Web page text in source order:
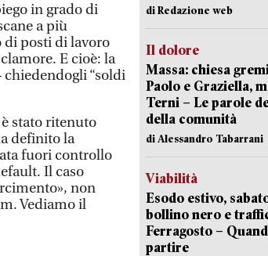
in grado di
a più
di posti di lavoro
E cioè: la
“soldi
stato ritenuto
definito la
fuori controllo
Il caso
non
Vediamo il
di Redazione web
Il dolore
Massa: chiesa
Paolo e Graziella,
Terni – Le parole
della comunità
di Alessandro Tabarrani
Viabilità
Esodo estivo,
bollino nero e
Ferragosto –
partire